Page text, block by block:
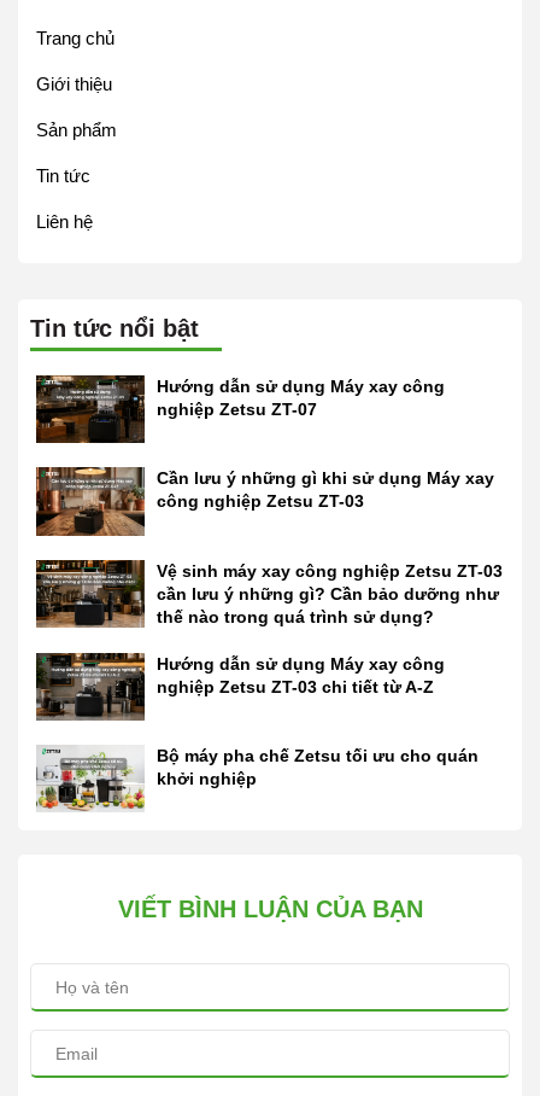
Trang chủ
Giới thiệu
Sản phẩm
Tin tức
Liên hệ
Tin tức nổi bật
Hướng dẫn sử dụng Máy xay công
nghiệp Zetsu ZT-07
Cần lưu ý những gì khi sử dụng Máy xay
công nghiệp Zetsu ZT-03
Vệ sinh máy xay công nghiệp Zetsu ZT-03
cần lưu ý những gì? Cần bảo dưỡng như
thế nào trong quá trình sử dụng?
Hướng dẫn sử dụng Máy xay công
nghiệp Zetsu ZT-03 chi tiết từ A-Z
Bộ máy pha chế Zetsu tối ưu cho quán
khởi nghiệp
VIẾT BÌNH LUẬN CỦA BẠN